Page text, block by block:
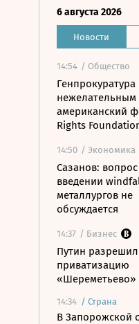
6 августа 2026
Новости
14:54 / Общество
нежелательным
американский
Rights
14:50 / Экономика
Сазанов:
введении
металлургов не
обсуждается
14:37 / Бизнес
Путин разрешил
приватизацию
«Шереметьево»
14:34 / Страна
В Запорожской